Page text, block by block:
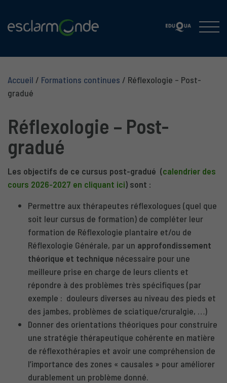
Accueil / Formations continues / Réflexologie – Post-
gradué
Réflexologie – Post-
gradué
Les objectifs de ce cursus post-gradué (calendrier des
cours 2026-2027 en cliquant ici) sont :
Permettre aux thérapeutes réflexologues (quel que
soit leur cursus de formation) de compléter leur
formation de Réflexologie plantaire et/ou de
Réflexologie Générale, par un approfondissement
théorique et technique nécessaire pour une
meilleure prise en charge de leurs clients et
répondre à des problèmes très spécifiques (par
exemple : douleurs diverses au niveau des pieds et
des jambes, problèmes de sciatique/cruralgie, …)
Donner des orientations théoriques pour construire
une stratégie thérapeutique cohérente en matière
de réflexothérapies et avoir une compréhension de
l’importance des zones « causales » pour améliorer
durablement un problème donné.